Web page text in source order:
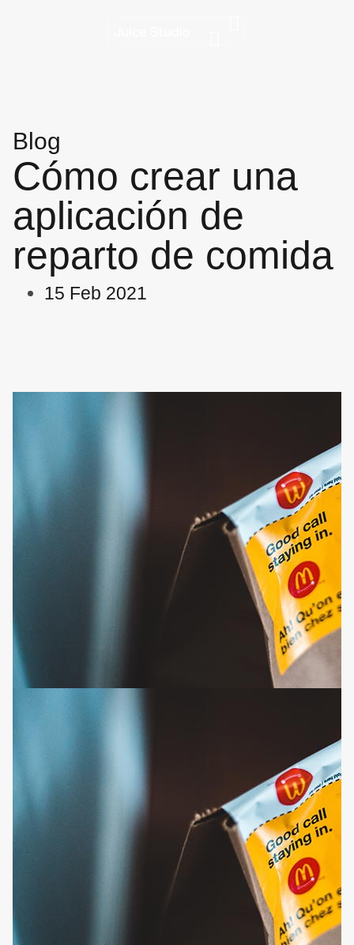
Blog
Cómo crear una
aplicación de
reparto de comida
15 Feb 2021